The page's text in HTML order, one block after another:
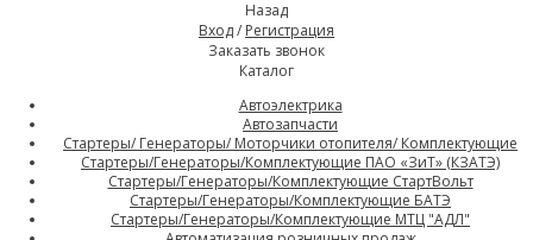
Назад
Вход/ Регистрация
Заказать звонок
Каталог
Автоэлектрика
Автозапчасти
Стартеры/ Генераторы/ Моторчики отопителя/ Комплектующие
Стартеры/Генераторы/Комплектующие ПАО «ЗиТ» (КЗАТЭ)
Стартеры/Генераторы/Комплектующие СтартВольт
Стартеры/Генераторы/Комплектующие БАТЭ
Стартеры/Генераторы/Комплектующие МТЦ "АДЛ"